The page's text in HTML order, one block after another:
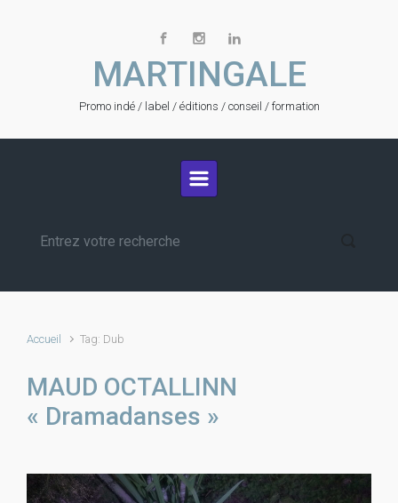
MARTINGALE
Promo indé / label / éditions / conseil / formation
Accueil Tag: Dub
MAUD OCTALLINN
« Dramadanses »